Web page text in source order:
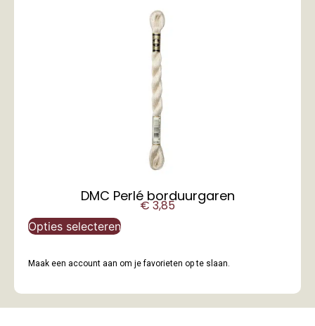
DMC Perlé borduurgaren
€3,85
Opties selecteren
Maak een account aan om je favorieten op te slaan.